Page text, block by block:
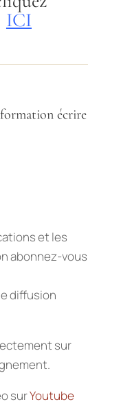
ICI
écrire
et les
abonnez-vous
diffusion
sur
surYoutube